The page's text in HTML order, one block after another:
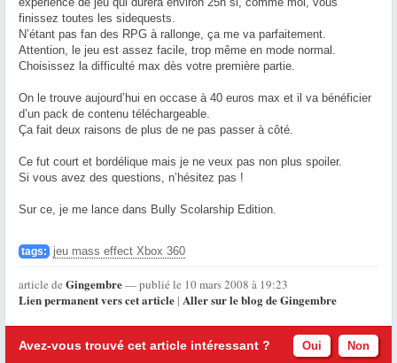
finissez toutes les sidequests.
N’étant pas fan des RPG à rallonge, ça me va parfaitement.
Attention, le jeu est assez facile, trop même en mode normal.
Choisissez la difficulté max dès votre première partie.
On le trouve aujourd’hui en occase à 40 euros max et il va bénéficier
d’un pack de contenu téléchargeable.
Ça fait deux raisons de plus de ne pas passer à côté.
Ce fut court et bordélique mais je ne veux pas non plus spoiler.
Si vous avez des questions, n’hésitez pas !
Sur ce, je me lance dans Bully Scolarship Edition.
tags: jeu mass effect Xbox 360
article de Gingembre— publié le 10 mars 2008 à 19:23
Lien permanent vers cet article | Aller sur le blog de Gingembre
Oui Non
Avez-vous trouvé cet article intéressant ?